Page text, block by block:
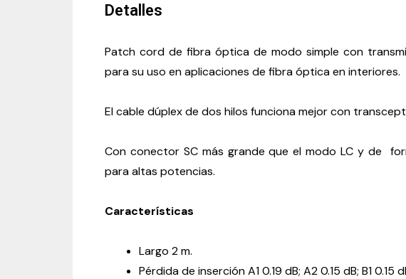
de
metros
Detalles
Patch cord de fibra óptica de modo simple con
para su uso en aplicaciones de fibra óptica en interiores.
El cable dúplex de dos hilos funciona mejor con
Con conector SC más grande que el modo LC y de
para altas potencias.
Características
Largo 2 m.
Pérdida de inserción A1 0.19 dB; A2 0.15 dB; B1 0.15